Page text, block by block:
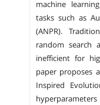
machine
tasks such as
(ANPR).
random search
inefficient for
paper proposes
Inspired